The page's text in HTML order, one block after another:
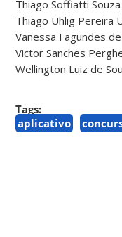
Thiago Soffiatti Souza
Thiago Uhlig Pereira
Vanessa Fagundes
Victor Sanches
Wellington Luiz de
Tags:
aplicativo